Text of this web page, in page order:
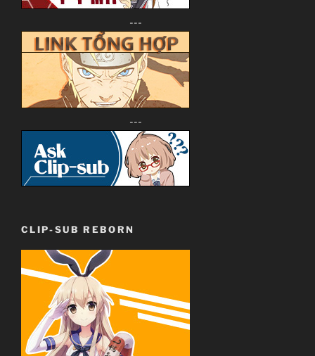
---
---
CLIP-SUB REBORN